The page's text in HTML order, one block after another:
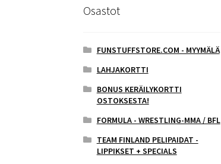
Osastot
FUNSTUFFSTORE.COM - MYYMÄLÄ
LAHJAKORTTI
BONUS KERÄILYKORTTI
OSTOKSESTA!
FORMULA - WRESTLING-MMA / BFL
TEAM FINLAND PELIPAIDAT -
LIPPIKSET + SPECIALS